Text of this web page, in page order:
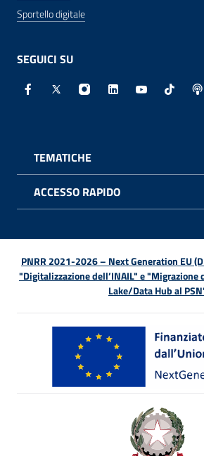
Sportello digitale
SEGUICI SU
Facebook - Sito esterno -
X - Sito esterno - Apertura
Instagram - Sito
Linkedin - Sito
Youtube -
TEMATICHE
ACCESSO RAPIDO
PNRR 2021-2026 – Next Generation EU
"Digitalizzazione dell’INAIL" e "Migrazione
Lake/Data Hub al